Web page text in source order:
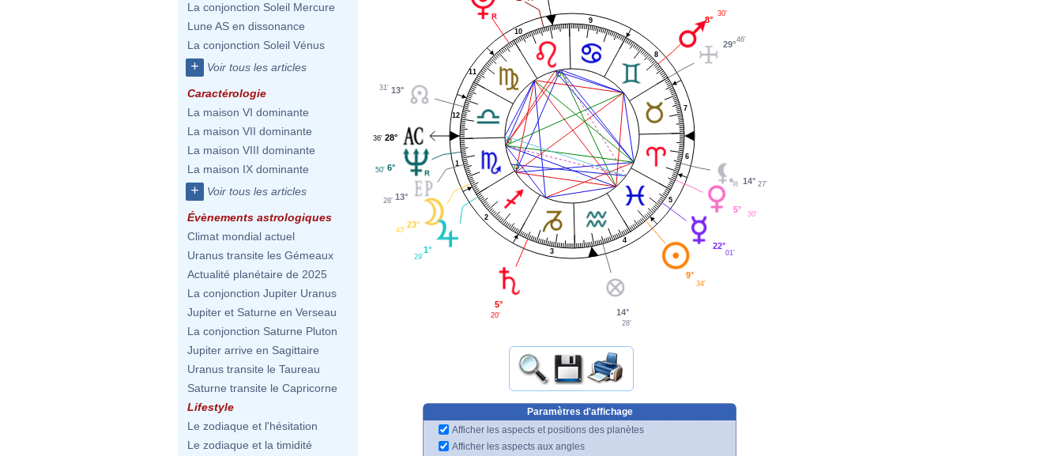
La conjonction Soleil Mercure
Lune AS en dissonance
La conjonction Soleil Vénus
+ Voir tous les articles
Caractérologie
La maison VI dominante
La maison VII dominante
La maison VIII dominante
La maison IX dominante
+ Voir tous les articles
Évènements astrologiques
Climat mondial actuel
Uranus transite les Gémeaux
Actualité planétaire de 2025
La conjonction Jupiter Uranus
Jupiter et Saturne en Verseau
La conjonction Saturne Pluton
Jupiter arrive en Sagittaire
Uranus transite le Taureau
Saturne transite le Capricorne
Lifestyle
Le zodiaque et l'hésitation
Le zodiaque et la timidité
1
2
3
4
5
6
7
8
9
10
11
12
29°
46'
8°
30'
13°
31'
28°
36'
6°
50'
13°
28'
23°
43'
1°
29'
5°
20' 14°
28'
9°
34'
22°
01'
5°
30'
14° 27'
Paramètres d'affichage
Afficher les aspects et positions des planètes
Afficher les aspects aux angles